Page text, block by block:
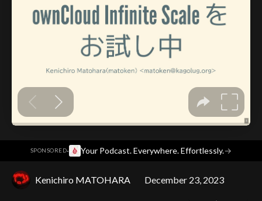
SPONSORED· Your Podcast. Everywhere. Effortlessly.→
Kenichiro MATOHARA December 23, 2023